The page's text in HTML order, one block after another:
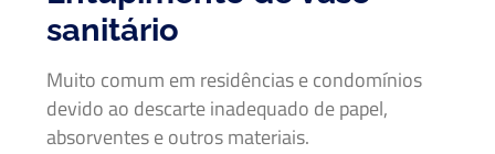
sanitário
Muito comum em residências e condomínios
devido ao descarte inadequado de papel,
absorventes e outros materiais.